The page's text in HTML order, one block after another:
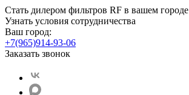
Стать дилером фильтров RF в вашем городе
Узнать условия сотрудничества
Ваш город:
+7(965)914-93-06
Заказать звонок